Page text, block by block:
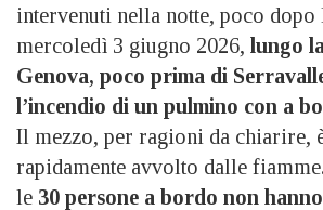
intervenuti nella notte, poco dopo
mercoledì 3 giugno 2026, lungo
Genova, poco prima di
l’incendio di un pulmino con a
Il mezzo, per ragioni da chiarire,
rapidamente avvolto dalle
le 30 persone a bordo non